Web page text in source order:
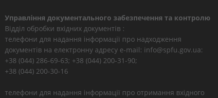
Управління документального забезпечення та контролю
Відділ обробки вхідних документів :
телефони для надання інформації про надходження
документів на електронну адресу e-mail: info@spfu.gov.ua:
+38 (044) 286-69-63; +38 (044) 200-31-90;
+38 (044) 200-30-16
телефони для надання інформації про отримання вхідного